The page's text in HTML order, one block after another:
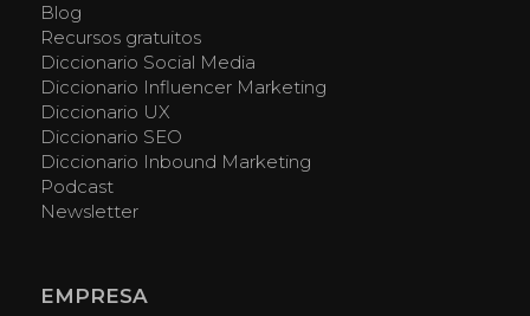
Blog
Recursos gratuitos
Diccionario Social Media
Diccionario Influencer Marketing
Diccionario UX
Diccionario SEO
Diccionario Inbound Marketing
Podcast
Newsletter
EMPRESA